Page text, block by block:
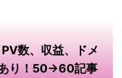
数、収益、ドメ
り！50→60記事